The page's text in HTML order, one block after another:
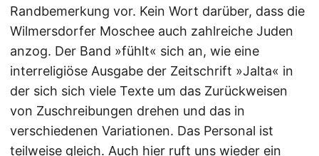
Randbemerkung vor. Kein Wort darüber, dass die
Wilmersdorfer Moschee auch zahlreiche Juden
anzog. Der Band »fühlt« sich an, wie eine
interreligiöse Ausgabe der Zeitschrift »Jalta« in
der sich sich viele Texte um das Zurückweisen
von Zuschreibungen drehen und das in
verschiedenen Variationen. Das Personal ist
teilweise gleich. Auch hier ruft uns wieder ein